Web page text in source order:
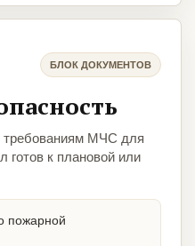
БЛОК ДОКУМЕНТОВ
требованиям МЧС для
готов к плановой или
пожарной